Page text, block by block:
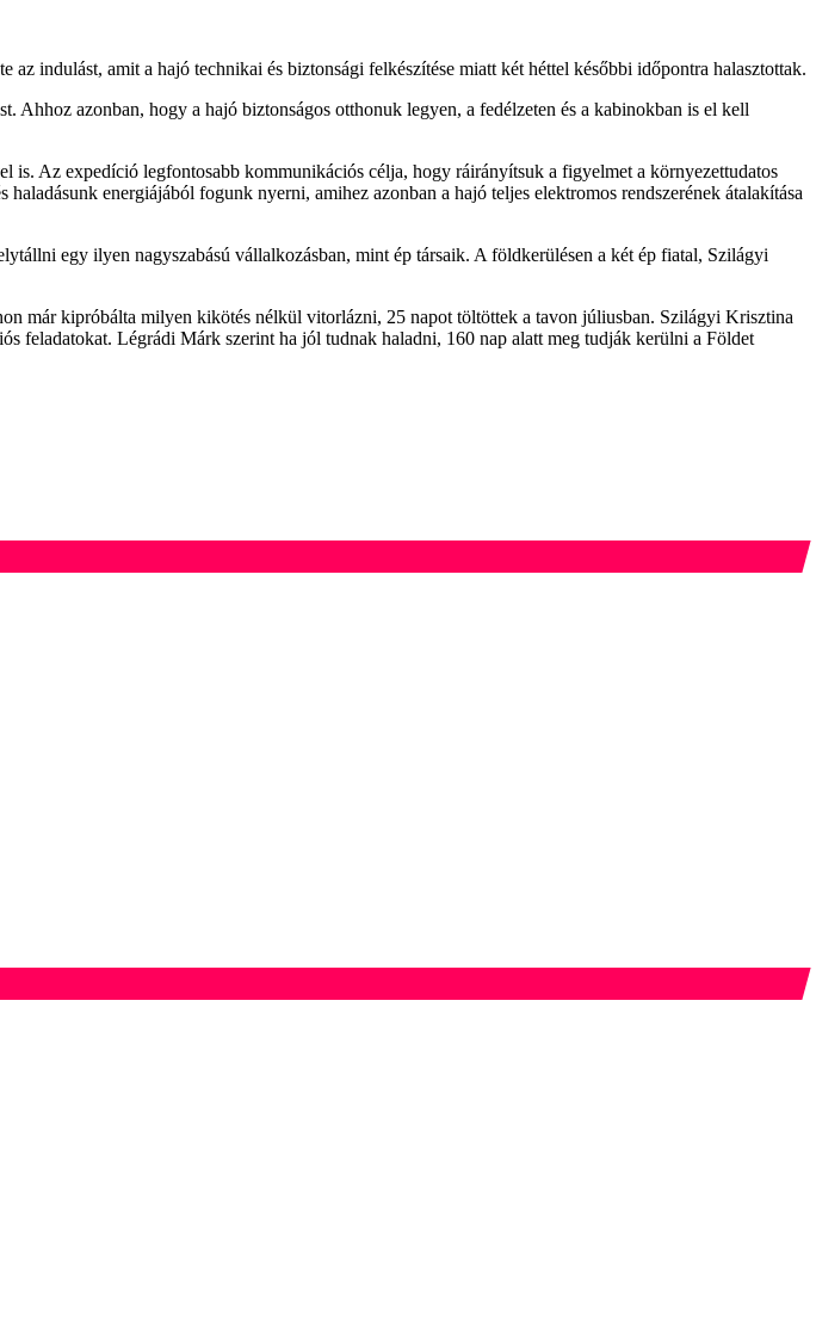
indulást, amit a hajó technikai és biztonsági felkészítése miatt két héttel későbbi időpontra halasztottak.
Ahhoz azonban, hogy a hajó biztonságos otthonuk legyen, a fedélzeten és a kabinokban is el kell
is. Az expedíció legfontosabb kommunikációs célja, hogy ráirányítsuk a figyelmet a környezettudatos
energiájából fogunk nyerni, amihez azonban a hajó teljes elektromos rendszerének átalakítása
egy ilyen nagyszabású vállalkozásban, mint ép társaik. A földkerülésen a két ép fiatal, Szilágyi
már kipróbálta milyen kikötés nélkül vitorlázni, 25 napot töltöttek a tavon júliusban. Szilágyi Krisztina
feladatokat. Légrádi Márk szerint ha jól tudnak haladni, 160 nap alatt meg tudják kerülni a Földet